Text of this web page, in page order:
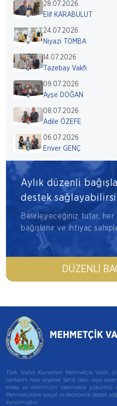
28.07.2026
Elif KARABULUT
24.07.2026
Niyazi TOMBA
14.07.2026
Tazebay Vakfı
09.07.2026
Ayşe DOĞAN
08.07.2026
Adile ÖZEFE
06.07.2026
Enver GENÇ
Aylık düzenli
destek
Belirleyeceğiniz tutar,
bağışlanır ve ihtiyaç
DÜZENLI
Türk Silahlı Kuvvetleri Mehmetçik
canlarını hiçe sayarak Şehit olan veya
erbaş ve erlerimizin bakmakla yükümlü
Mehmetçiklere sosyal ve ekonomik destek
kurulmuştur.